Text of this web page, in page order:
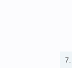
7.